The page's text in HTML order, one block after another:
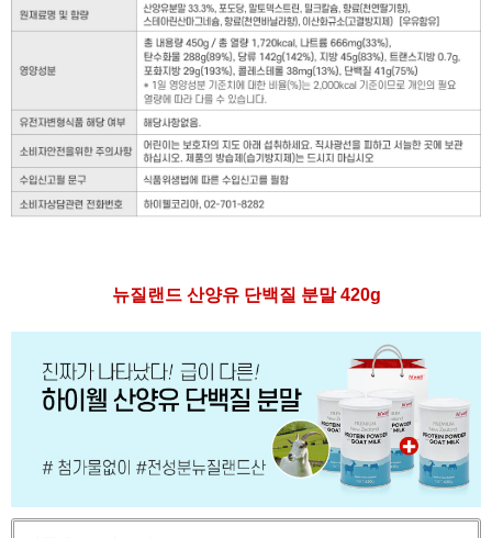
뉴질랜드 산양유 단백질 분말 420g